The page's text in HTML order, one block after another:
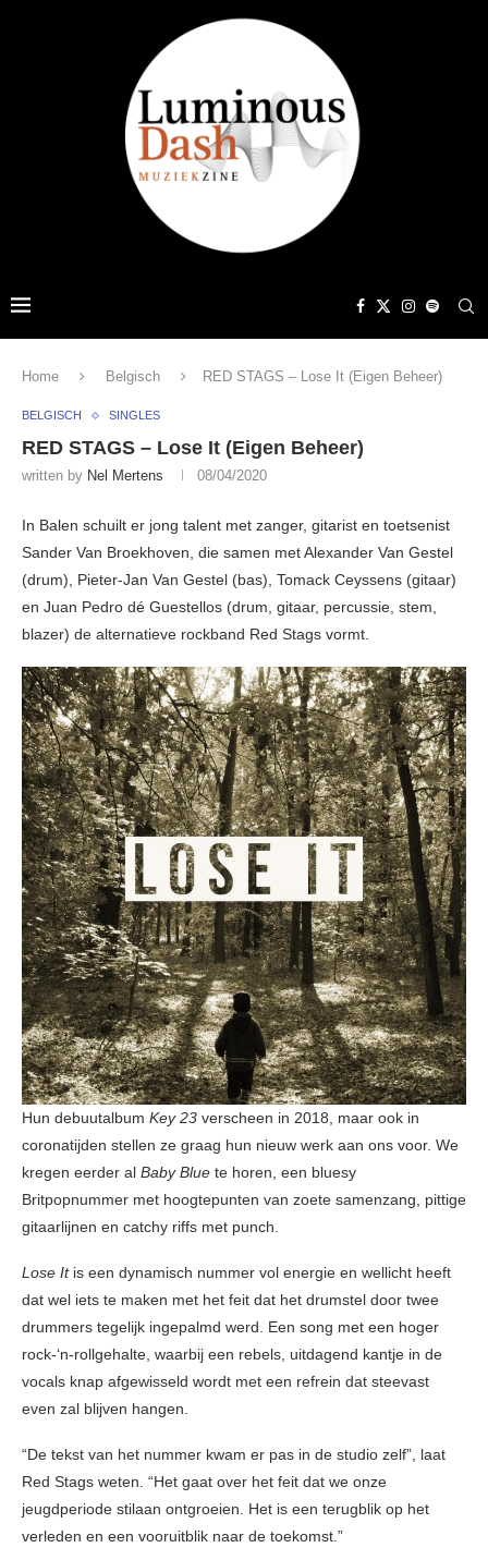
Home Belgisch RED STAGS – Lose It (Eigen Beheer)
BELGISCH SINGLES
RED STAGS – Lose It (Eigen Beheer)
written by Nel Mertens 08/04/2020
In Balen schuilt er jong talent met zanger, gitarist en toetsenist
Sander Van Broekhoven, die samen met Alexander Van Gestel
(drum), Pieter-Jan Van Gestel (bas), Tomack Ceyssens (gitaar)
en Juan Pedro dé Guestellos (drum, gitaar, percussie, stem,
blazer) de alternatieve rockband Red Stags vormt.
Hun debuutalbum Key 23 verscheen in 2018, maar ook in
coronatijden stellen ze graag hun nieuw werk aan ons voor. We
kregen eerder al Baby Blue te horen, een bluesy
Britpopnummer met hoogtepunten van zoete samenzang, pittige
gitaarlijnen en catchy riffs met punch.
Lose Itis een dynamisch nummer vol energie en wellicht heeft
dat wel iets te maken met het feit dat het drumstel door twee
drummers tegelijk ingepalmd werd. Een song met een hoger
rock-‘n-rollgehalte, waarbij een rebels, uitdagend kantje in de
vocals knap afgewisseld wordt met een refrein dat steevast
even zal blijven hangen.
“De tekst van het nummer kwam er pas in de studio zelf”, laat
Red Stags weten. “Het gaat over het feit dat we onze
jeugdperiode stilaan ontgroeien. Het is een terugblik op het
verleden en een vooruitblik naar de toekomst.”